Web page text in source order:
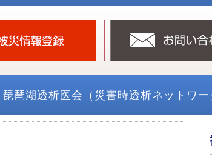
琵琶湖透析医会（災害時透析ネットワー